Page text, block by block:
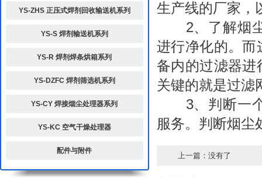
YS-ZHS 正压式焊剂回收输送机系列
YS-S 焊剂输送机系列
YS-R 焊剂焊条烘箱系列
YS-DZFC 焊剂筛选机系列
YS-CY 焊接烟尘处理器系列
YS-KC 空气干燥处理器
配件与附件
生产线的厂家，
2、了解烟
进行净化的。而
备内的过滤器进
关键的就是过滤
3、判断一个
服务。判断烟尘
上一篇：没有了